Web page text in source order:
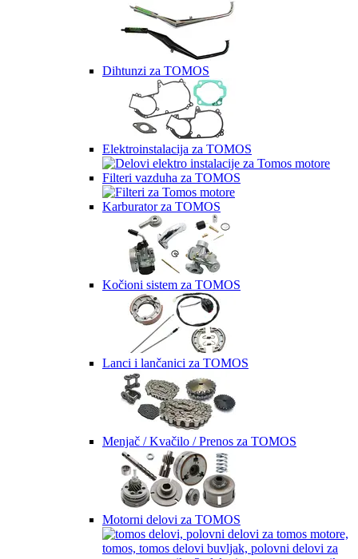
Dihtunzi za TOMOS
Elektroinstalacija za TOMOS
Filteri vazduha za TOMOS
Karburator za TOMOS
Kočioni sistem za TOMOS
Lanci i lančanici za TOMOS
Menjač / Kvačilo / Prenos za TOMOS
Motorni delovi za TOMOS